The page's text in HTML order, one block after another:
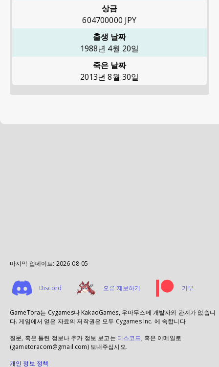
상금
604700000 JPY
출생 날짜
1988년 4월 20일
죽은 날짜
2013년 8월 30일
마지막 업데이트: 2026-08-05
Discord 오류 제보하기 기부
GameTora는 Cygames나 KakaoGames, 우마무스메 개발자와 관계가 없습니
다. 게임에서 얻은 자료의 저작권은 모두 Cygames Inc. 에 속합니다
질문, 혹은 틀린 정보나 추가 정보 보고는 디스코드, 혹은 이메일로
(gametoracom@gmail.com) 보내주십시오.
개인 정보 정책